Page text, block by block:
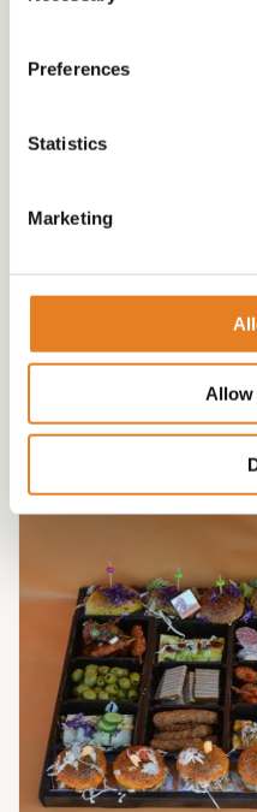
Preferences
Statistics
Marketing
Allow
HAPJESSCHAAL 68,00
€